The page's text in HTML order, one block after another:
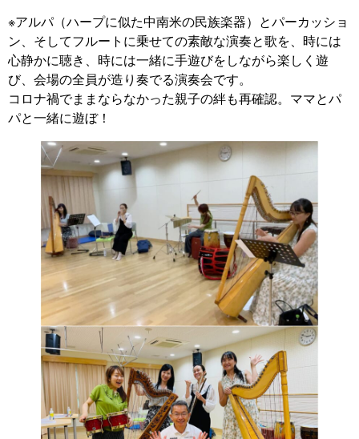
※アルパ（ハープに似た中南米の民族楽器）とパーカッショ
ン、そしてフルートに乗せての素敵な演奏と歌を、時には
心静かに聴き、時には一緒に手遊びをしながら楽しく遊
び、会場の全員が造り奏でる演奏会です。
コロナ禍でままならなかった親子の絆も再確認。ママとパ
パと一緒に遊ぼ！